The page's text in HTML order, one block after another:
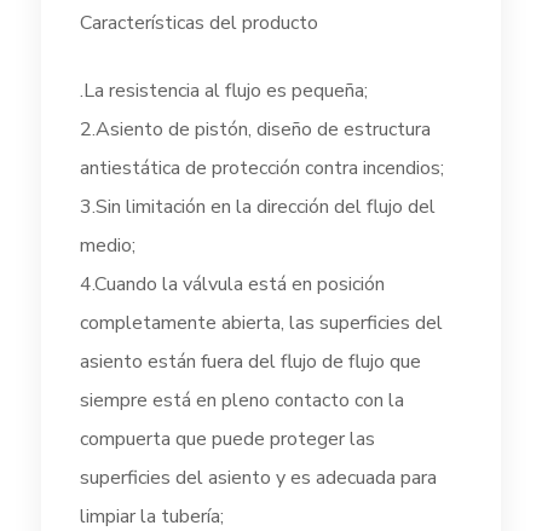
Características del producto
.La resistencia al flujo es pequeña;
2.Asiento de pistón, diseño de estructura
antiestática de protección contra incendios;
3.Sin limitación en la dirección del flujo del
medio;
4.Cuando la válvula está en posición
completamente abierta, las superficies del
asiento están fuera del flujo de flujo que
siempre está en pleno contacto con la
compuerta que puede proteger las
superficies del asiento y es adecuada para
limpiar la tubería;